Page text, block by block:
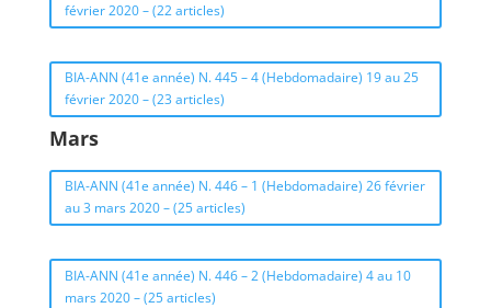
février 2020 – (22 articles)
BIA-ANN (41e année) N. 445 – 4 (Hebdomadaire) 19 au 25
février 2020 – (23 articles)
Mars
BIA-ANN (41e année) N. 446 – 1 (Hebdomadaire) 26 février
au 3 mars 2020 – (25 articles)
BIA-ANN (41e année) N. 446 – 2 (Hebdomadaire) 4 au 10
mars 2020 – (25 articles)